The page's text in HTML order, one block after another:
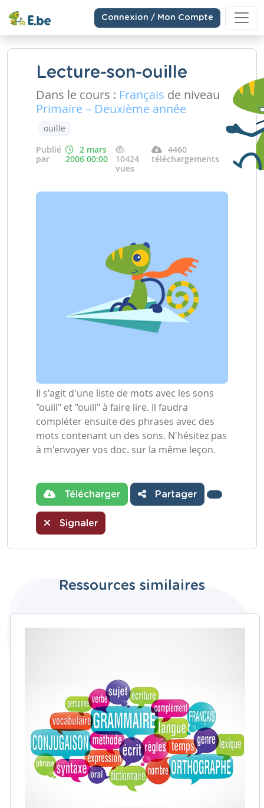
Connexion / Mon Compte
Lecture-son-ouille
Dans le cours : Français de niveau
Primaire – Deuxième année
ouille
Publié
par
2 mars
2006 00:00
10424
vues
4460
téléchargements
Il s'agit d'une liste de mots avec les sons
"ouill" et "ouill" à faire lire. Il faudra
compléter ensuite des phrases avec des
mots contenant un des sons. N'hésitez pas
à m'envoyer vos doc. sur la même leçon.
Télécharger Partager
Signaler
Ressources similaires